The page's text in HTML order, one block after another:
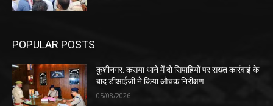
POPULAR POSTS
कुशीनगर: कसया थाने में दो सिपाहियों पर सख्त कार्रवाई के
बाद डीआईजी ने किया औचक निरीक्षण
05/08/2026